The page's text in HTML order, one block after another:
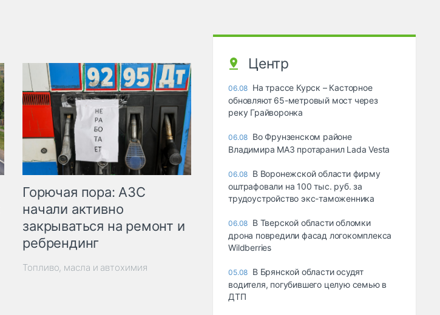
Горючая пора: АЗС
начали активно
закрываться на ремонт и
ребрендинг
Топливо, масла и автохимия
Центр
06.08 На трассе Курск – Касторное
обновляют 65-метровый мост через
реку Грайворонка
06.08 Во Фрунзенском районе
Владимира МАЗ протаранил Lada Vesta
06.08 В Воронежской области фирму
оштрафовали на 100 тыс. руб. за
трудоустройство экс-таможенника
06.08 В Тверской области обломки
дрона повредили фасад логокомплекса
Wildberries
05.08 В Брянской области осудят
водителя, погубившего целую семью в
ДТП